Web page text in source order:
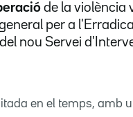
de la violència
per a
nou Servei
en el temps, amb